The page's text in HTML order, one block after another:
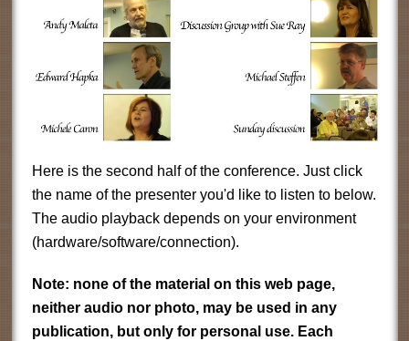
Here is the second half of the conference. Just click
the name of the presenter you'd like to listen to below.
The audio playback depends on your environment
(hardware/software/connection).
Note: none of the material on this web page,
neither audio nor photo, may be used in any
publication, but only for personal use. Each